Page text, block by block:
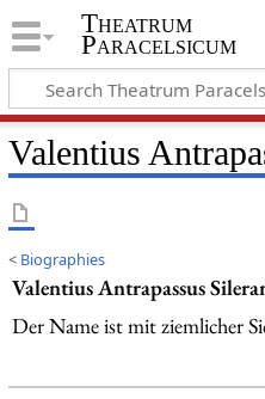
Theatrum
Paracelsicum
Valentius
< Biographies
Valentius Antrapassus
Der Name ist mit ziemlicher